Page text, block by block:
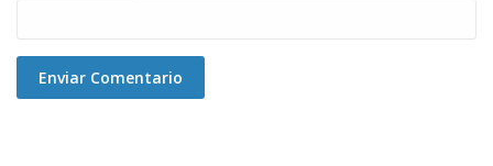
Enviar Comentario